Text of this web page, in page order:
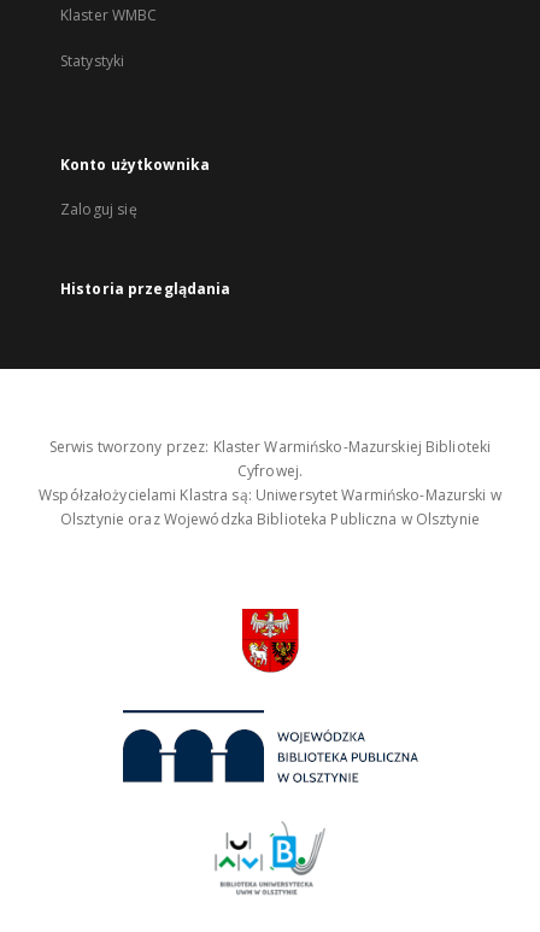
Klaster WMBC
Statystyki
Konto użytkownika
Zaloguj się
Historia przeglądania
Serwis tworzony przez: Klaster Warmińsko-Mazurskiej Biblioteki
Cyfrowej.
Współzałożycielami Klastra są: Uniwersytet Warmińsko-Mazurski w
Olsztynie oraz Wojewódzka Biblioteka Publiczna w Olsztynie